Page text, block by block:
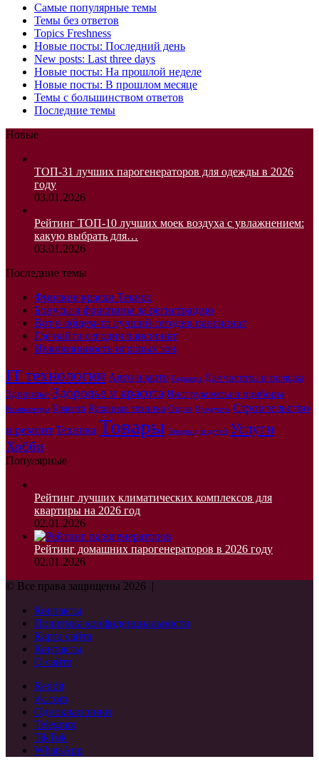
Самые популярные темы
Темы без ответов
Topics Freshness
Новые посты: Последний день
New posts: Last three days
Новые посты: На прошлой неделе
Новые посты: В прошлом месяце
Темы с большинством ответов
Последние темы
Новые
ТОП-31 лучших парогенераторов для одежды в 2026
году
03.01.2026
Рейтинг ТОП-10 лучших моек воздуха с увлажнением:
какую выбрать для…
03.01.2026
Последние темы
Финские краски Текнос
Бонусы и фриспины за регистрацию
Вот в общем-то лучший сегодня пансионат
Где найти сегодня пансионат
Инклюзивность игровых зон
IT технологии Авто и мото Гаджеты Для чистоты и порядка
Здоровье Здоровье и красота Инструменты и приборы
Компьютеры Красота Кухонная техника Отдых Продукты Строительство
и ремонт Техника Товары Товары для детей Услуги
Хобби
Популярные
Рейтинг лучших климатических комплексов для
квартиры на 2026 год
02.01.2026
Рейтинг домашних парогенераторов в 2026 году
02.01.2026
© Все права защищены 2026 |
Контакты
Политика конфиденциальности
Карта сайта
Контакты
О сайте
Reddit
vk.com
Одноклассники
Telegram
TikTok
WhatsApp